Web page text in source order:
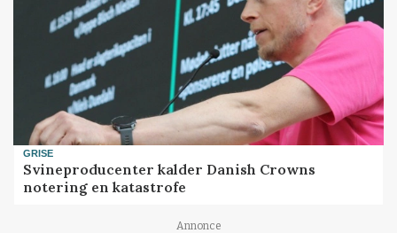
GRISE
Svineproducenter kalder Danish Crowns
notering en katastrofe
Annonce